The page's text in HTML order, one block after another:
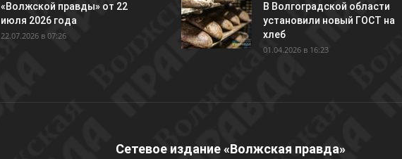
«Волжской правды» от 22
июля 2026 года
22.07.2026 в 07:26
В Волгоградской области
установили новый ГОСТ на
хлеб
01.04.2026 в 16:23
Сетевое издание «Волжская правда»